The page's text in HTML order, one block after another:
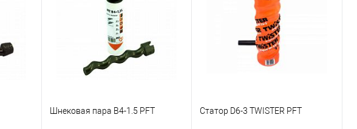
Купить в 1 клик Купить в 1 клик
В избранное
Шнековая пара B4-1.5 PFT Статор D6-3 TWISTER PFT